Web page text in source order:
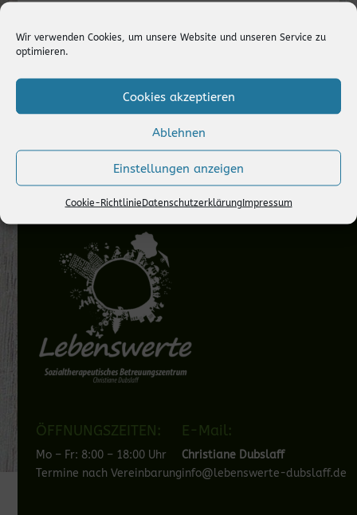
Wir verwenden Cookies, um unsere Website und unseren Service zu
optimieren.
Cookies akzeptieren
Ablehnen
Einstellungen anzeigen
Cookie-RichtlinieDatenschutzerklärungImpressum
ÖFFNUNGSZEITEN:
Mo – Fr: 8:00 – 18:00 Uhr
Termine nach Vereinbarung
E-Mail:
Christiane Dubslaff
info@lebenswerte-dubslaff.de